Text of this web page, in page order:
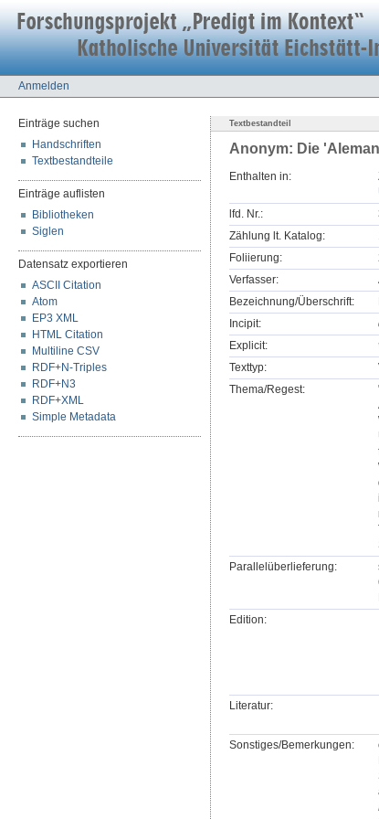
Anmelden
Einträge suchen
Handschriften
Textbestandteile
Einträge auflisten
Bibliotheken
Siglen
Datensatz exportieren
ASCII Citation
Atom
EP3 XML
HTML Citation
Multiline CSV
RDF+N-Triples
RDF+N3
RDF+XML
Simple Metadata
Textbestandteil
Anonym: Die
Enthalten in:
lfd. Nr.:
Zählung lt. Katalog:
Foliierung:
Verfasser:
Bezeichnung/Überschrift:
Incipit:
Explicit:
Texttyp:
Thema/Regest:
Parallelüberlieferung:
Edition:
Literatur:
Sonstiges/Bemerkungen: